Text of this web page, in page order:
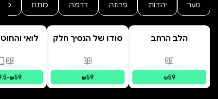
נוער יהדות פרוזה דרמה מתח
הלב הרחב
פורמטים זמינים מודפס
₪59
סודו של הנסיך חלק
הנסתר
פורמטים זמינים
מודפס
₪59
לואי
-₪59